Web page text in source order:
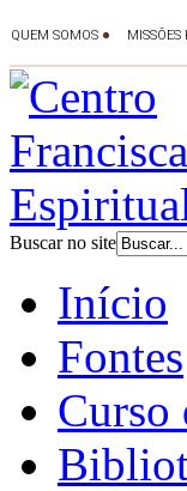
Buscar no site
Início
Fontes
Curso